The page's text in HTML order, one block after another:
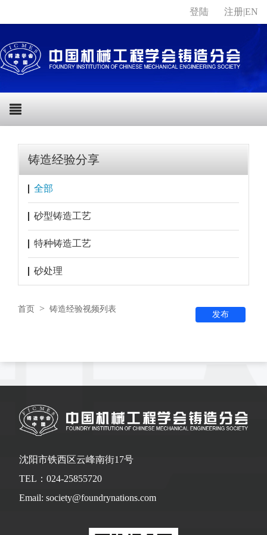
登陆 注册|EN
铸造经验分享
全部
砂型铸造工艺
特种铸造工艺
砂处理
首页 > 铸造经验视频列表
发布
沈阳市铁西区云峰南街17号
TEL：024-25855720
Email: society@foundrynations.com